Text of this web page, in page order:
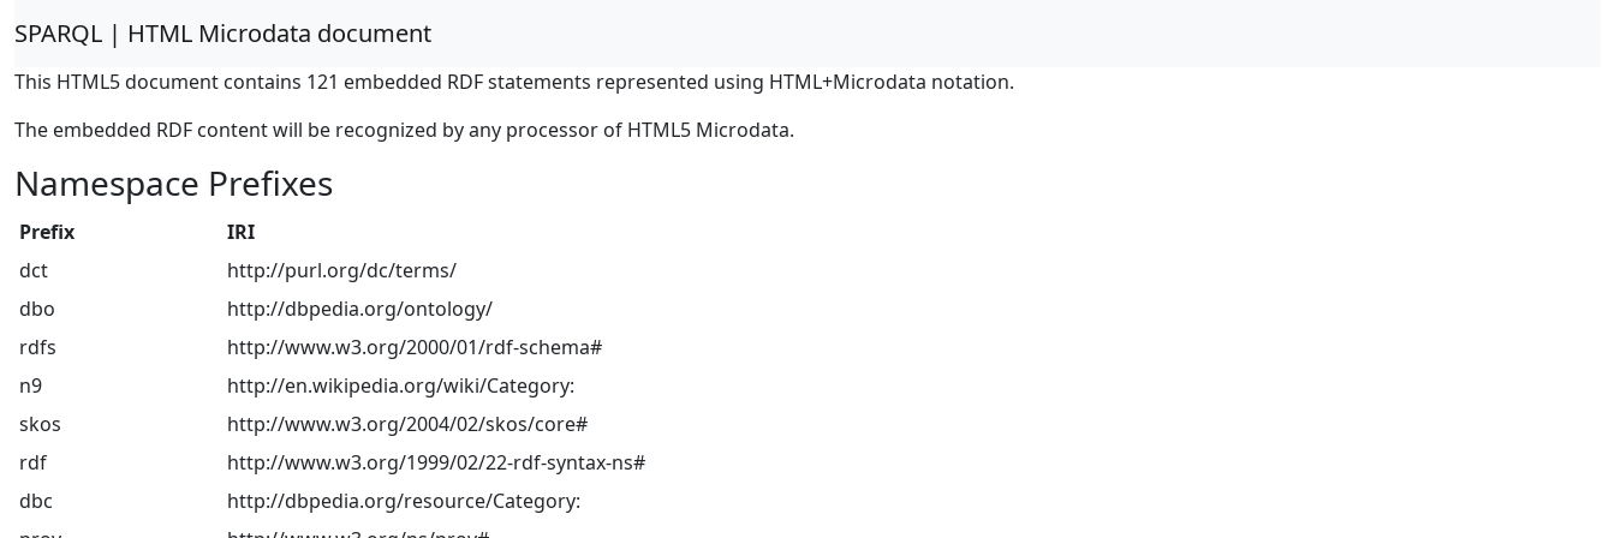
SPARQL | HTML Microdata document
This HTML5 document contains 121 embedded RDF statements represented using HTML+Microdata notation.
The embedded RDF content will be recognized by any processor of HTML5 Microdata.
Namespace Prefixes
Prefix
IRI
dct
http://purl.org/dc/terms/
dbo
http://dbpedia.org/ontology/
rdfs
http://www.w3.org/2000/01/rdf-schema#
n9
http://en.wikipedia.org/wiki/Category:
skos
http://www.w3.org/2004/02/skos/core#
rdf
http://www.w3.org/1999/02/22-rdf-syntax-ns#
dbc
http://dbpedia.org/resource/Category: